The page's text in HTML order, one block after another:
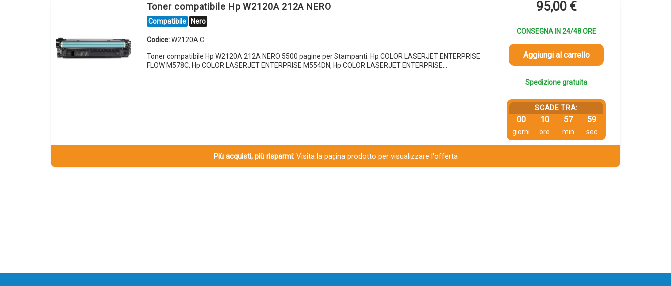
Toner compatibile Hp W2120A 212A NERO
Compatibile Nero
Codice:W2120A.C
Toner compatibile Hp W2120A 212A NERO 5500 pagine per Stampanti: Hp COLOR LASERJET ENTERPRISE
FLOW M578C, Hp COLOR LASERJET ENTERPRISE M554DN, Hp COLOR LASERJET ENTERPRISE…
95,00 €
CONSEGNA IN 24/48 ORE
Aggiungi al carrello
Spedizione gratuita
SCADE TRA:
00
giorni
10
ore
57
min
58
sec
Più acquisti, più risparmi:Visita la pagina prodotto per visualizzare l'offerta